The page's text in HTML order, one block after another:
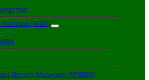
(WBK)
Bersih Melayani (WBBM)